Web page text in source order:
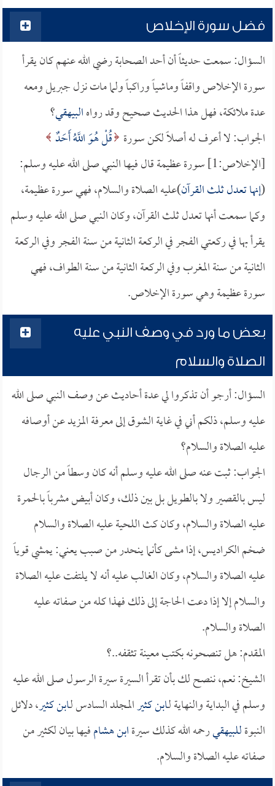
فضل سورة الإخلاص
السؤال: سمعت حديثاً أن أحد الصحابة رضي الله عنهم كان يقرأ
سورة الإخلاص واقفاً وماشياً وراكباً ولما مات نزل جبريل ومعه
عدة ملائكة، فهل هذا الحديث صحيح وقد رواهالبيهقي؟
الجواب: لا أعرف له أصلاً لكن سورة قُلْ هُوَ اللَّهُ أَحَدٌ
[الإخلاص:1] سورة عظيمة قال فيها النبي صلى الله عليه وسلم:
(إنها تعدل ثلث القرآن)عليه الصلاة والسلام، فهي سورة عظيمة،
وكما سمعت أنها تعدل ثلث القرآن، وكان النبي صلى الله عليه وسلم
يقرأ بها في ركعتي الفجر في الركعة الثانية من سنة الفجر وفي الركعة
الثانية من سنة المغرب وفي الركعة الثانية من سنة الطواف، فهي
سورة عظيمة وهي سورة الإخلاص.
بعض ما ورد في وصف النبي عليه
الصلاة والسلام
السؤال: أرجو أن تذكروا لي عدة أحاديث عن وصف النبي صلى الله
عليه وسلم، ذلكم أني في غاية الشوق إلى معرفة المزيد عن أوصافه
عليه الصلاة والسلام؟
الجواب: ثبت عنه صلى الله عليه وسلم أنه كان وسطاً من الرجال
ليس بالقصير ولا بالطويل بل بين ذلك، وكان أبيض مشرباً بالحمرة
عليه الصلاة والسلام، وكان كث اللحية عليه الصلاة والسلام
ضخم الكراديس، إذا مشى كأنما ينحدر من صبب يعني: يمشي قوياً
عليه الصلاة والسلام، وكان الغالب عليه أنه لا يلتفت عليه الصلاة
والسلام إلا إذا دعت الحاجة إلى ذلك فهذا كله من صفاته عليه
الصلاة والسلام.
المقدم: هل تنصحونه بكتب معينة تثقفه..؟
الشيخ: نعم، ننصح لك بأن تقرأ السيرة سيرة الرسول صلى الله عليه
وسلم في البداية والنهاية لـابن كثيرالمجلد السادس لـابن كثير، دلائل
النبوةللبيهقيرحمه الله كذلك سيرةابن هشامفيها بيان لكثير من
صفاته عليه الصلاة والسلام.